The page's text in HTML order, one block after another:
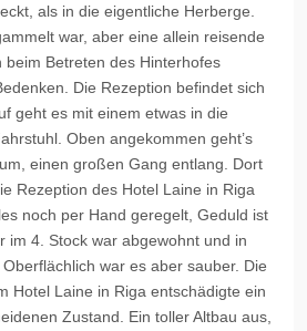
als in die eigentliche Herberge.
war, aber eine allein reisende
beim Betreten des Hinterhofes
Die Rezeption befindet sich
geht es mit einem etwas in die
Oben angekommen geht’s
einen großen Gang entlang. Dort
Rezeption des Hotel Laine in Riga
noch per Hand geregelt, Geduld ist
im 4. Stock war abgewohnt und in
war es aber sauber. Die
Hotel Laine in Riga entschädigte ein
Zustand. Ein toller Altbau aus,